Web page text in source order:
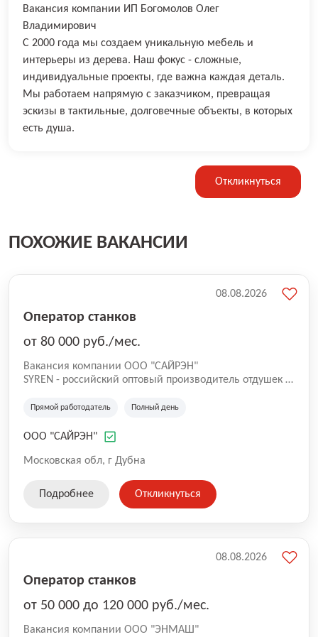
Вакансия компании ИП Богомолов Олег
Владимирович
С 2000 года мы создаем уникальную мебель и
интерьеры из дерева. Наш фокус - сложные,
индивидуальные проекты, где важна каждая деталь.
Мы работаем напрямую с заказчиком, превращая
эскизы в тактильные, долговечные объекты, в которых
есть душа.
Откликнуться
ПОХОЖИЕ ВАКАНСИИ
Оператор станков
от 80 000 руб./мес.
Вакансия компании ООО "САЙРЭН"
SYREN - российский оптовый производитель отдушек и
важной частью нашей команды! В связи с открытием
открыта вакансия миксолога. Если тебе интересно
Инкапсуляции в сфере парфюмерии и отдушек.
приобретать компетенции в сферах аналитической и
коллоидной химии, то мы ждем именно тебя!
Прямой работодатель Полный день
ООО "САЙРЭН"
Московская обл, г Дубна
08.08.2026
Подробнее Откликнуться
Оператор станков
от 50 000 до 120 000 руб./мес.
Вакансия компании ООО "ЭНМАШ"
08.08.2026